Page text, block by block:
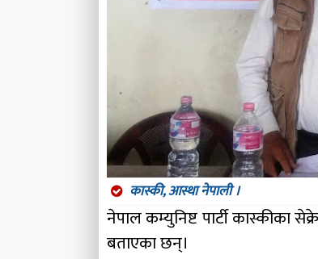
कास्की, आस्था नेपाली ।
नेपाल कम्युनिष्ट पार्टी कास्कीका
बताएका छन्।